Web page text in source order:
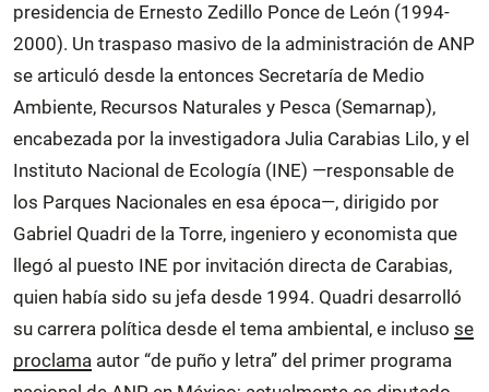
presidencia de Ernesto Zedillo Ponce de León (1994-
2000). Un traspaso masivo de la administración de ANP
se articuló desde la entonces Secretaría de Medio
Ambiente, Recursos Naturales y Pesca (Semarnap),
encabezada por la investigadora Julia Carabias Lilo, y el
Instituto Nacional de Ecología (INE) —responsable de
los Parques Nacionales en esa época—, dirigido por
Gabriel Quadri de la Torre, ingeniero y economista que
llegó al puesto INE por invitación directa de Carabias,
quien había sido su jefa desde 1994. Quadri desarrolló
su carrera política desde el tema ambiental, e incluso se
proclama autor “de puño y letra” del primer programa